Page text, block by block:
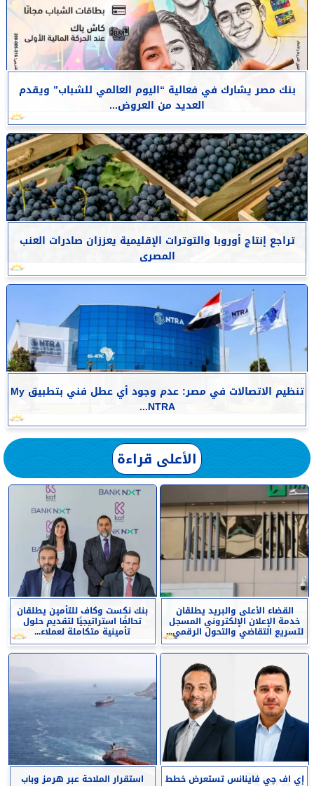
بنك مصر يشارك في فعالية “اليوم العالمي للشباب” ويقدم
العديد من العروض...
تراجع إنتاج أوروبا والتوترات الإقليمية يعززان صادرات العنب
المصرى
تنظيم الاتصالات في مصر: عدم وجود أي عطل فني بتطبيق My
NTRA...
الأعلى قراءة
القضاء الأعلى والبريد يطلقان
خدمة الإعلان الإلكتروني المسجل
لتسريع التقاضي والتحول الرقمي...
بنك نكست وكاف للتأمين يطلقان
تحالفًا استراتيجيًا لتقديم حلول
تأمينية متكاملة لعملاء...
إي اف چي فاينانس تستعرض خطط استقرار الملاحة عبر هرمز وباب